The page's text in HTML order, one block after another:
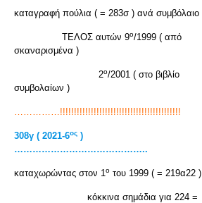
καταγραφή πούλια ( = 283σ ) ανά συμβόλαιο
ΤΕΛΟΣ αυτών 9ο/1999 ( από
σκαναρισμένα )
2ο/2001 ( στο βιβλίο
συμβολαίων )
……………!!!!!!!!!!!!!!!!!!!!!!!!!!!!!!!!!!!!!!!!!!!
308γ ( 2021-6ος )
……………………………………..
καταχωρώντας στον 1ο του 1999 ( = 219α22 )
κόκκινα σημάδια για 224 =